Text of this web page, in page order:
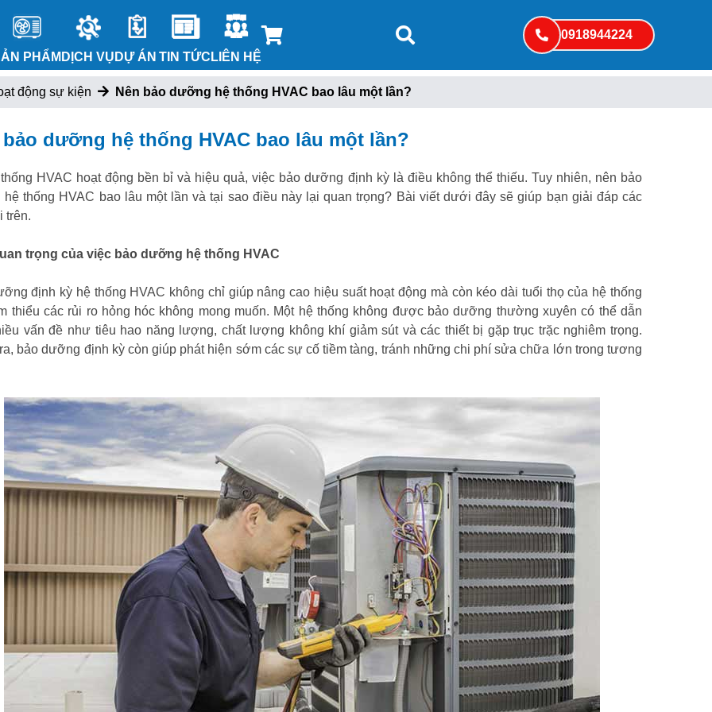
PHẨM DỊCH VỤ DỰ ÁN TIN TỨC LIÊN HỆ
0918944224
động sự kiện Nên bảo dưỡng hệ thống HVAC bao lâu một lần?
bảo dưỡng hệ thống HVAC bao lâu một lần?
HVAC hoạt động bền bỉ và hiệu quả, việc bảo dưỡng định kỳ là điều không thể thiếu. Tuy nhiên, nên bảo
thống HVAC bao lâu một lần và tại sao điều này lại quan trọng? Bài viết dưới đây sẽ giúp bạn giải đáp các
trên.
trọng của việc bảo dưỡng hệ thống HVAC
định kỳ hệ thống HVAC không chỉ giúp nâng cao hiệu suất hoạt động mà còn kéo dài tuổi thọ của hệ thống
thiểu các rủi ro hỏng hóc không mong muốn. Một hệ thống không được bảo dưỡng thường xuyên có thể dẫn
vấn đề như tiêu hao năng lượng, chất lượng không khí giảm sút và các thiết bị gặp trục trặc nghiêm trọng.
bảo dưỡng định kỳ còn giúp phát hiện sớm các sự cố tiềm tàng, tránh những chi phí sửa chữa lớn trong tương